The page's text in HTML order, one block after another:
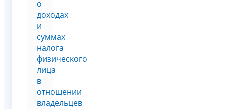
о
доходах
и
суммах
налога
физического
лица
в
отношении
владельцев